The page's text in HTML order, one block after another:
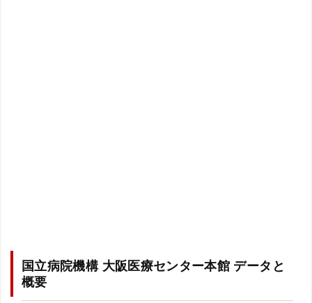
国立病院機構 大阪医療センター本館 データと
概要